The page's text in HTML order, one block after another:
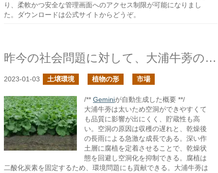
り、柔軟かつ安全な管理画面へのアクセス制限が可能になりまし
た。ダウンロードは公式サイトからどうぞ。
昨今の社会問題に対して、大浦牛蒡の持つ可能性に期待するの続き
2023-01-03 土壌環境 植物の形 市場
/** Geminiが自動生成した概要 **/
大浦牛蒡は太いため空洞ができやすくて
も品質に影響が出にくく、貯蔵性も高
い。空洞の原因は収穫の遅れと、乾燥後
の長雨による急激な成長である。深い作
土層に腐植を定着させることで、乾燥状
態を回避し空洞化を抑制できる。腐植は
二酸化炭素を固定するため、環境問題にも貢献できる。大浦牛蒡は